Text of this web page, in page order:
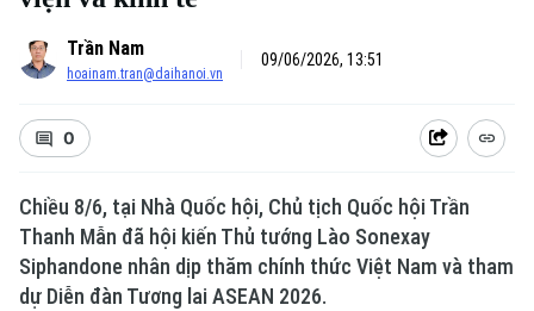
Trần Nam
hoainam.tran@daihanoi.vn
09/06/2026, 13:51
0
Chiều 8/6, tại Nhà Quốc hội, Chủ tịch Quốc hội Trần
Thanh Mẫn đã hội kiến Thủ tướng Lào Sonexay
Siphandone nhân dịp thăm chính thức Việt Nam và tham
dự Diễn đàn Tương lai ASEAN 2026.